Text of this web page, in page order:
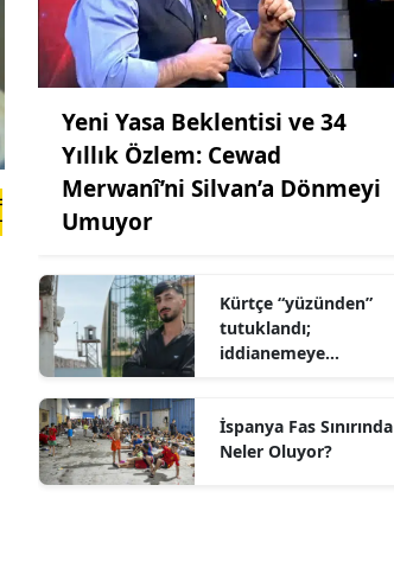
Yeni Yasa Beklentisi ve 34
Yıllık Özlem: Cewad
Merwanî’ni Silvan’a Dönmeyi
Umuyor
Kürtçe “yüzünden”
tutuklandı;
iddianemeye
İspanya Fas Sınırında
Neler Oluyor?